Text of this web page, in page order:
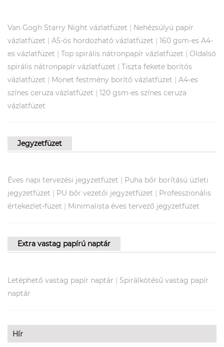
Van Gogh Starry Night vázlatfüzet | Nehézsúlyú papír
vázlatfüzet | A5-ös hordozható vázlatfüzet | 160 gsm-es A4-
es vázlatfüzet | Top spirális nátronpapír vázlatfüzet | Oldalsó
spirális nátronpapír vázlatfüzet | Tiszta fekete borítós
vázlatfüzet | Monet festmény borító vázlatfüzet | A4-es
színes ceruza vázlatfüzet | 120 gsm-es színes ceruza
vázlatfüzet
Jegyzetfüzet
Éves napi tervezési jegyzetfüzet | Puha bőr borítású üzleti
jegyzetfüzet | PU bőr vezetői jegyzetfüzet | Professzionális
értekezlet-füzet | Minimalista éves tervező jegyzetfüzet
Extra vastag papírú naptár
Letéphető vastag papír naptár | Spirálkötésű vastag papír
naptár
Hír